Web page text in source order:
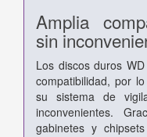
Amplia
sin
Los discos duros
compatibilidad, por
su sistema de
inconvenientes.
gabinetes y